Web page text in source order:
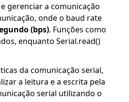
gerenciar a comunicação
onde o baud rate
(bps). Funções como
enquanto Serial.read()
da comunicação serial,
a leitura e a escrita pela
serial utilizando o